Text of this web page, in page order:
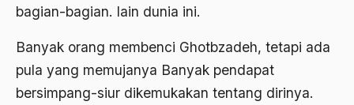
bagian-bagian. lain dunia ini.
Banyak orang membenci Ghotbzadeh, tetapi ada
pula yang memujanya Banyak pendapat
bersimpang-siur dikemukakan tentang dirinya.
2001
2000
abri
Abu Bakar Ba’asyir
Abu Hanifah